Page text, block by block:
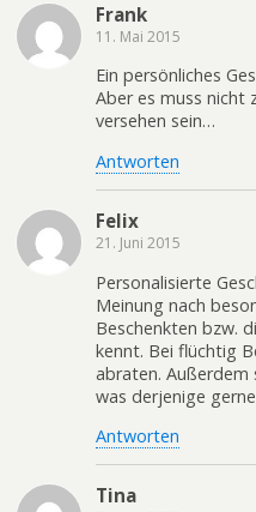
Frank
11. Mai 2015
Ein persönliches
Aber es muss nicht
versehen sein…
Antworten
Felix
21. Juni 2015
Personalisierte
Meinung nach
Beschenkten bzw.
kennt. Bei flüchtig
abraten. Außerdem
was derjenige
Antworten
Tina